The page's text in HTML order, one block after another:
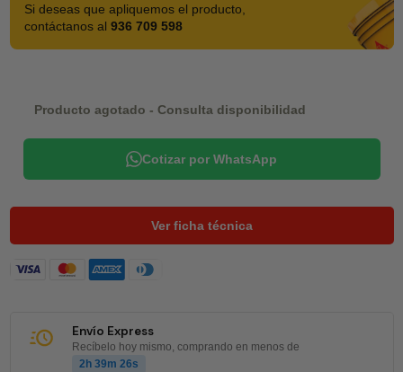
Si deseas que apliquemos el producto,
contáctanos al 936 709 598
Producto agotado - Consulta disponibilidad
Cotizar por WhatsApp
Ver ficha técnica
Envío Express
Recíbelo hoy mismo, comprando en menos de
2h 39m 25s